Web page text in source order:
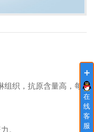
在
线
客
服
织，抗原含量高，每
。